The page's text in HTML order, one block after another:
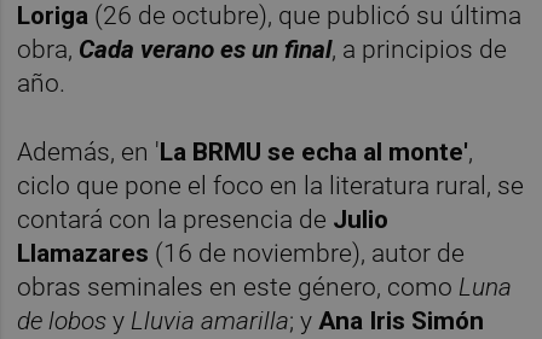
Loriga (26 de octubre), que publicó su última
obra, Cada verano es un final, a principios de
año.
Además, en 'La BRMU se echa al monte',
ciclo que pone el foco en la literatura rural, se
contará con la presencia de Julio
Llamazares (16 de noviembre), autor de
obras seminales en este género, como Luna
de lobos y Lluvia amarilla; yAna Iris Simón